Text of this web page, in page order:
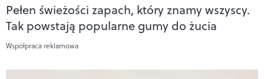
Pełen świeżości zapach, który znamy wszyscy.
Tak powstają popularne gumy do żucia
Współpraca reklamowa